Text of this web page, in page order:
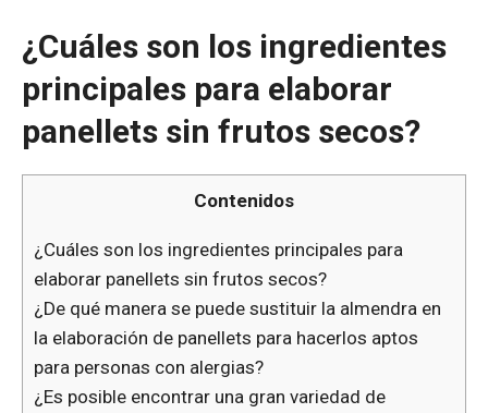
¿Cuáles son los ingredientes
principales para elaborar
panellets sin frutos secos?
Contenidos
¿Cuáles son los ingredientes principales para
elaborar panellets sin frutos secos?
¿De qué manera se puede sustituir la almendra en
la elaboración de panellets para hacerlos aptos
para personas con alergias?
¿Es posible encontrar una gran variedad de